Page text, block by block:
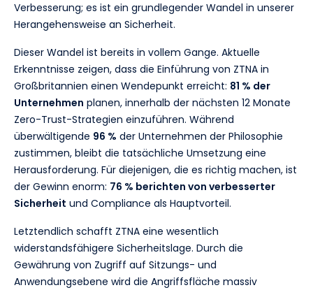
Verbesserung; es ist ein grundlegender Wandel in unserer
Herangehensweise an Sicherheit.
Dieser Wandel ist bereits in vollem Gange. Aktuelle
Erkenntnisse zeigen, dass die Einführung von ZTNA in
Großbritannien einen Wendepunkt erreicht: 81 % der
Unternehmen planen, innerhalb der nächsten 12 Monate
Zero-Trust-Strategien einzuführen. Während
überwältigende 96 % der Unternehmen der Philosophie
zustimmen, bleibt die tatsächliche Umsetzung eine
Herausforderung. Für diejenigen, die es richtig machen, ist
der Gewinn enorm: 76 % berichten von verbesserter
Sicherheit und Compliance als Hauptvorteil.
Letztendlich schafft ZTNA eine wesentlich
widerstandsfähigere Sicherheitslage. Durch die
Gewährung von Zugriff auf Sitzungs- und
Anwendungsebene wird die Angriffsfläche massiv